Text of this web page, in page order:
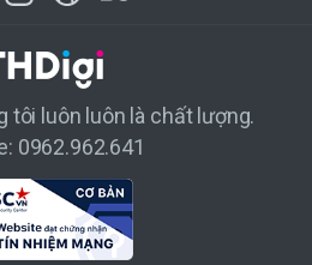
tôi luôn luôn là chất lượng.
0962.962.641